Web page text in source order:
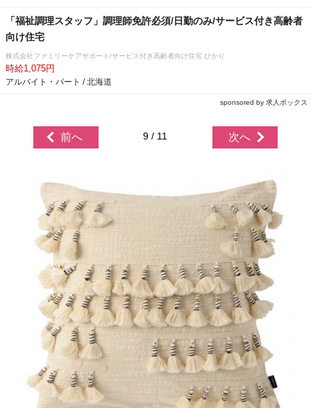
「福祉調理スタッフ」調理師免許必須/日勤のみ/サービス付き高齢者
向け住宅
株式会社ファミリーケアサポート/サービス付き高齢者向け住宅 ひかり
時給1,075円
アルバイト・パート / 北海道
sponsored by 求人ボックス
前へ 9 / 11 次へ